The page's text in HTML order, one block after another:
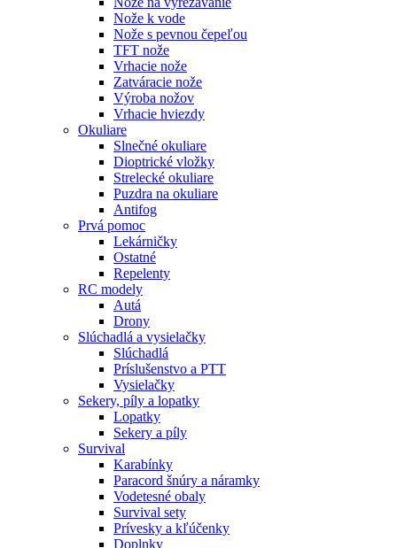
Nože k vode
Nože s pevnou čepeľou
TFT nože
Vrhacie nože
Zatváracie nože
Výroba nožov
Vrhacie hviezdy
Okuliare
Slnečné okuliare
Dioptrické vložky
Strelecké okuliare
Puzdra na okuliare
Antifog
Prvá pomoc
Lekárničky
Ostatné
Repelenty
RC modely
Autá
Drony
Slúchadlá a vysielačky
Slúchadlá
Príslušenstvo a PTT
Vysielačky
Sekery, píly a lopatky
Lopatky
Sekery a píly
Survival
Karabínky
Paracord šnúry a náramky
Vodetesné obaly
Survival sety
Prívesky a kľúčenky
Doplnky